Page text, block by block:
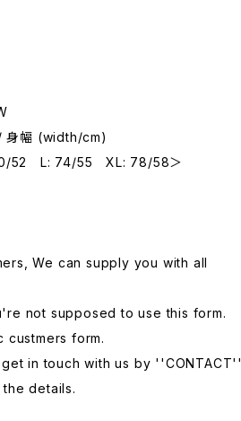
幅 (width/cm)
52 L: 74/55 XL: 78/58＞
We can supply you with all
not supposed to use this form.
custmers form.
in touch with us by ''CONTACT''
details.